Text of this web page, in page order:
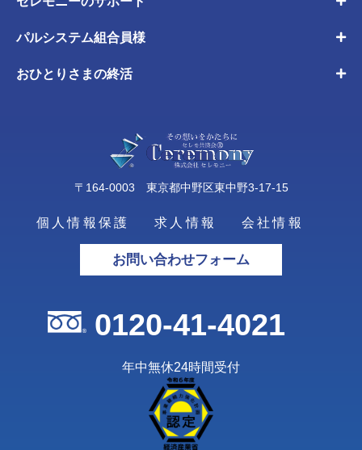
パルシステム組合員様
おひとりさまの終活
〒164-0003 東京都中野区東中野3-17-15
個人情報保護 求人情報 会社情報
お問い合わせフォーム
0120-41-4021
年中無休24時間受付